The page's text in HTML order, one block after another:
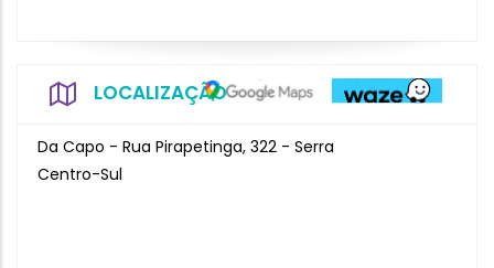
LOCALIZAÇÃO
Da Capo - Rua Pirapetinga, 322 - Serra
Centro-Sul